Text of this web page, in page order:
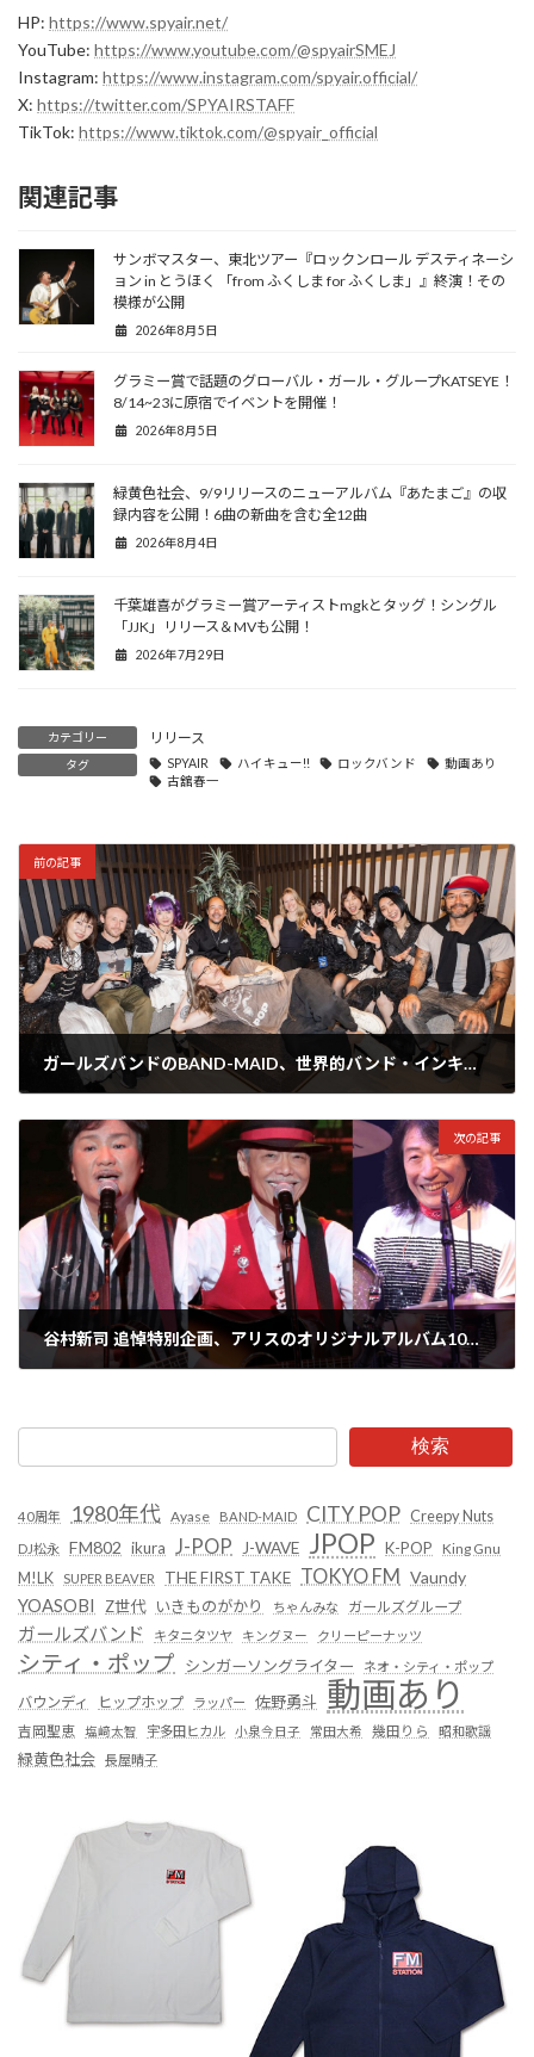
HP: https://www.spyair.net/
YouTube: https://www.youtube.com/@spyairSMEJ
Instagram: https://www.instagram.com/spyair.official/
X: https://twitter.com/SPYAIRSTAFF
TikTok: https://www.tiktok.com/@spyair_official
関連記事
サンボマスター、東北ツアー『ロックンロール デスティネーシ
ョン in とうほく 「from ふくしま for ふくしま」』終演！その
模様が公開
2026年8月5日
グラミー賞で話題のグローバル・ガール・グループKATSEYE！
8/14~23に原宿でイベントを開催！
2026年8月5日
緑黄色社会、9/9リリースのニューアルバム『あたまご』の収
録内容を公開！6曲の新曲を含む全12曲
2026年8月4日
千葉雄喜がグラミー賞アーティストmgkとタッグ！シングル
「JJK」リリース＆MVも公開！
2026年7月29日
カテゴリー リリース
タグ SPYAIR ハイキュー!! ロックバンド
動画あり
古舘春一
前の記事
ガールズバンドのBAND-MAID、世界的バンド・インキュバスのマイク(Gt )との共作楽曲『Bestie』を来日公演で共演！会場は大盛りあがり!!
次の記事
谷村新司 追悼特別企画、アリスのオリジナルアルバム10作を最新マスタリングで6/26に復刻！各盤にアルバム未収録曲を追加収録
検索
40周年 1980年代 Ayase BAND-MAID CITY POP Creepy Nuts
DJ松永 FM802 ikura J-POP J-WAVE JPOP K-POP
King Gnu
M!LK
SUPER BEAVER THE FIRST TAKE TOKYO FM Vaundy
YOASOBI Z世代 いきものがかり ちゃんみな ガールズグループ
ガールズバンド キタニタツヤ キングヌー クリーピーナッツ
シティ・ポップ シンガーソングライター ネオ・シティ・ポップ
バウンディ ヒップホップ ラッパー 佐野勇斗 動画あり
吉岡聖恵 塩﨑太智 宇多田ヒカル 小泉今日子 常田大希 幾田りら 昭和歌謡
緑黄色社会 長屋晴子